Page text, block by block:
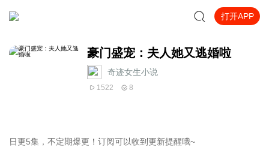
打开APP
豪门盛宠：夫人她又逃婚啦
奇迹女生小说
1522 8
日更5集，不定期爆更！订阅可以收到更新提醒哦~